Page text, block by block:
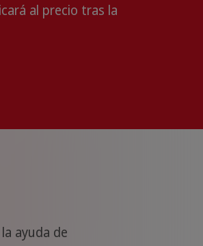
al precio tras la
ayuda de